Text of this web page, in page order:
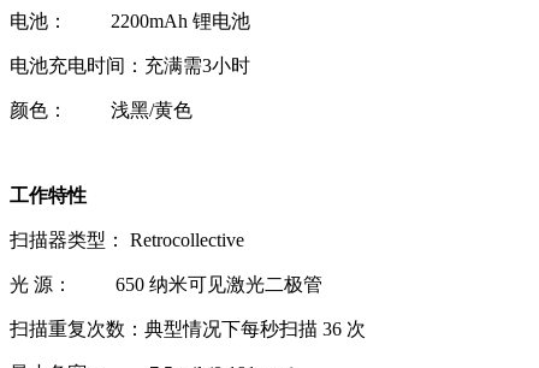
电池： 2200mAh 锂电池
电池充电时间：充满需3小时
颜色： 浅黑/黄色
工作特性
扫描器类型： Retrocollective
光 源： 650 纳米可见激光二极管
扫描重复次数：典型情况下每秒扫描 36 次